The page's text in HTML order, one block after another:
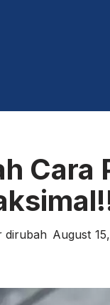
Cara
August